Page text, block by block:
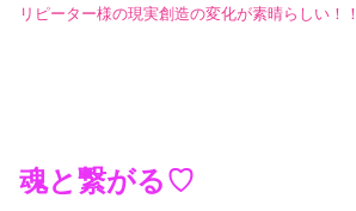
リピーター様の現実創造の変化が素晴らしい！！
魂と繋がる♡